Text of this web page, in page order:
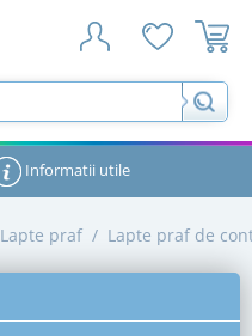
Informatii utile
Lapte praf / Lapte praf de